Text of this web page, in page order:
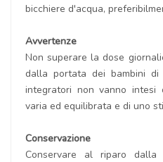
bicchiere d'acqua,
Avvertenze
Non superare la dose
dalla portata dei bambini
integratori non vanno
varia ed equilibrata e di uno
Conservazione
Conservare al riparo